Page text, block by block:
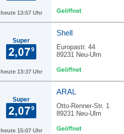
heute 13:57 Uhr
Super
heute 13:37 Uhr
Shell
Europastr. 44
89231 Neu-Ulm
Super
heute 15:07 Uhr
ARAL
Otto-Renner-Str. 1
89231 Neu-Ulm